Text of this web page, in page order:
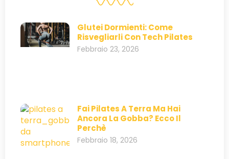
Glutei Dormienti: Come
Risvegliarli Con Tech Pilates
Febbraio 23, 2026
Fai Pilates A Terra Ma Hai
Ancora La Gobba? Ecco Il
Perchè
Febbraio 18, 2026